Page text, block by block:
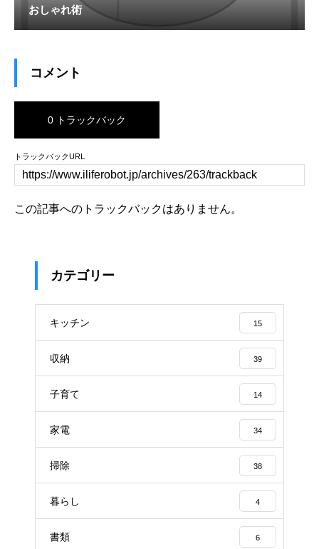
おしゃれ術
コメント
0 トラックバック
トラックバックURL
この記事へのトラックバックはありません。
カテゴリー
キッチン 15
収納 39
子育て 14
家電 34
掃除 38
暮らし 4
書類 6